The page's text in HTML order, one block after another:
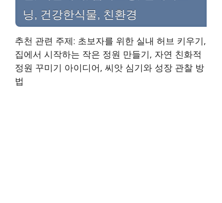
닝, 건강한식물, 친환경
추천 관련 주제: 초보자를 위한 실내 허브 키우기,
집에서 시작하는 작은 정원 만들기, 자연 친화적
정원 꾸미기 아이디어, 씨앗 심기와 성장 관찰 방
법